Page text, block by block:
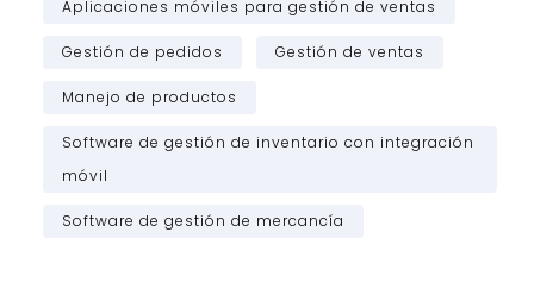
Aplicaciones móviles para gestión de ventas
Gestión de pedidos Gestión de ventas
Manejo de productos
Software de gestión de inventario con integración
móvil
Software de gestión de mercancía